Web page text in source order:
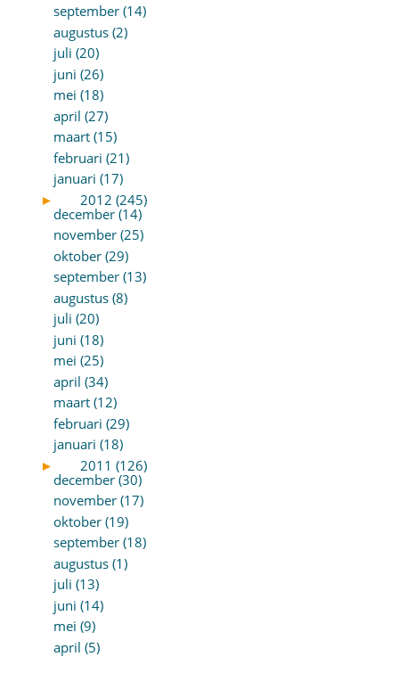
september (14)
augustus (2)
juli (20)
juni (26)
mei (18)
april (27)
maart (15)
februari (21)
januari (17)
►
2012 (245)
december (14)
november (25)
oktober (29)
september (13)
augustus (8)
juli (20)
juni (18)
mei (25)
april (34)
maart (12)
februari (29)
januari (18)
►
2011 (126)
december (30)
november (17)
oktober (19)
september (18)
augustus (1)
juli (13)
juni (14)
mei (9)
april (5)